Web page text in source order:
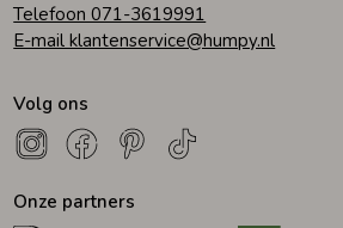
Beenmode
Winteraccessoires
Telefoon 071-3619991
E-mail klantenservice@humpy.nl
Volg ons
Onze partners